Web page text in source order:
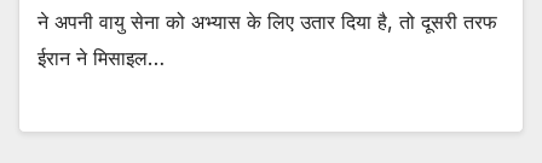
ने अपनी वायु सेना को अभ्यास के लिए उतार दिया है, तो दूसरी तरफ
ईरान ने मिसाइल…